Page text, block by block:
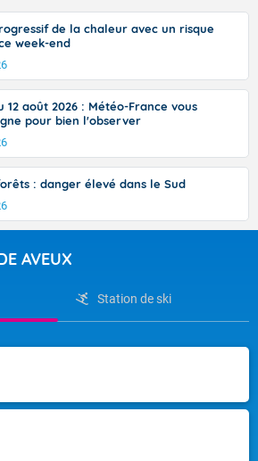
de la chaleur avec un risque
week-end
12 août 2026 : Météo-France vous
pour bien l'observer
: danger élevé dans le Sud
AVEUX
Station de ski